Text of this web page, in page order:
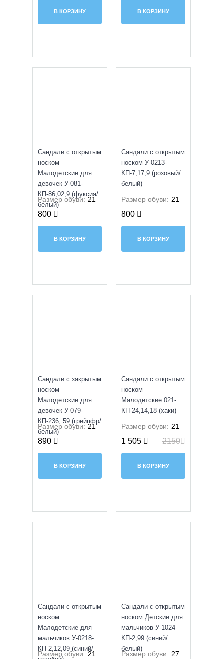
В КОРЗИНУ В КОРЗИНУ
Сандали с открытым
носком
Малодетские для
девочек У-081-
КП-86,02,9 (фуксия/
белый)
Размер обуви: 21
800
В КОРЗИНУ
Сандали с открытым
носком У-0213-
КП-7,17,9 (розовый/
белый)
Размер обуви: 21
800
В КОРЗИНУ
Сандали с закрытым
носком
Малодетские для
девочек У-079-
КП-236, 59 (грейпфр/
белый)
Размер обуви: 21
890
В КОРЗИНУ
Сандали с открытым
носком
Малодетские 021-
КП-24,14,18 (хаки)
Размер обуви: 21
1 505 2150
В КОРЗИНУ
Сандали с открытым
носком
Малодетские для
мальчиков У-0218-
КП-2,12,09 (синий/
Размер обуви: 21
Сандали с открытым
носком Детские для
мальчиков У-1024-
КП-2,99 (синий/
белый)
Размер обуви: 27